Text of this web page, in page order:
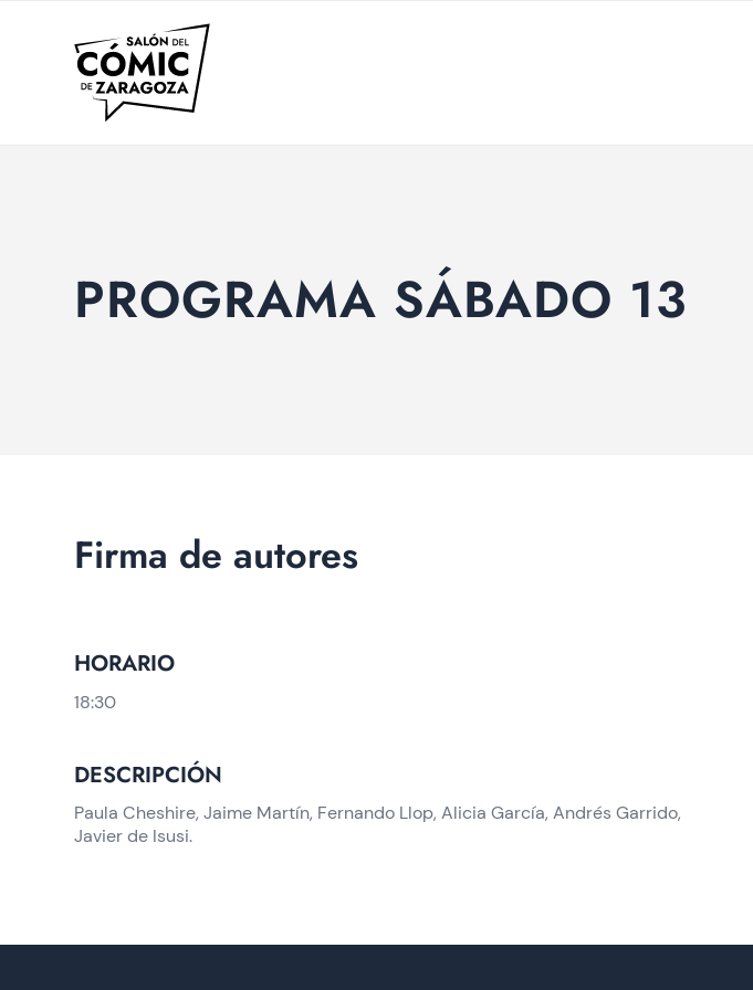
PROGRAMA SÁBADO 13
Firma de autores
HORARIO
18:30
DESCRIPCIÓN
Paula Cheshire, Jaime Martín, Fernando Llop, Alicia García, Andrés Garrido,
Javier de Isusi.